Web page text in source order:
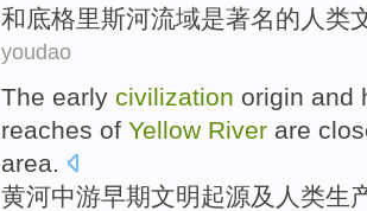
和底格里斯河流域是著名的 人类
youdao
The early civilization origin and
reaches of Yellow River are
area.
黄河中游早期文明起源及 人类生